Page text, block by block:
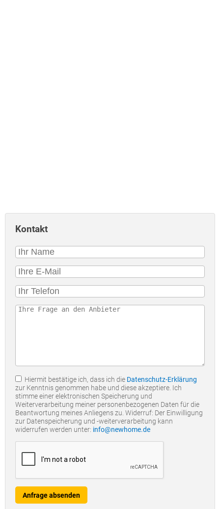
Kontakt
Hiermit bestätige ich, dass ich die Datenschutz-Erklärung
zur Kenntnis genommen habe und diese akzeptiere. Ich
stimme einer elektronischen Speicherung und
Weiterverarbeitung meiner personenbezogenen Daten für die
Beantwortung meines Anliegens zu. Widerruf: Der Einwilligung
zur Datenspeicherung und -weiterverarbeitung kann
widerrufen werden unter: info@newhome.de
Anfrage absenden